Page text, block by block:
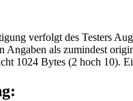
verfolgt des Testers
Angaben als zumindest
1024 Bytes (2 hoch 10).